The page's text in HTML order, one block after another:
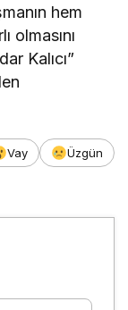
hem
olmasını
Kalıcı”
Vay
Üzgün